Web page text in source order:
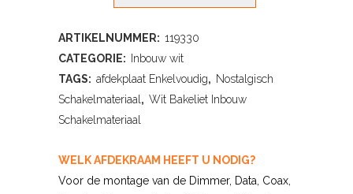
ARTIKELNUMMER: 119330
CATEGORIE:
Inbouw wit
TAGS: afdekplaat Enkelvoudig, Nostalgisch
Schakelmateriaal, Wit Bakeliet Inbouw
Schakelmateriaal
WELK AFDEKRAAM HEEFT U NODIG?
Voor de montage van de Dimmer, Data, Coax,